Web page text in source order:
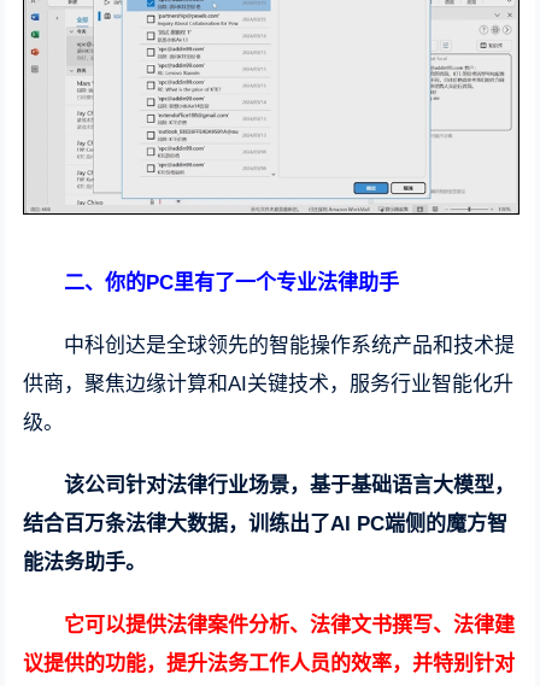
二、你的PC里有了一个专业法律助手
中科创达是全球领先的智能操作系统产品和技术提
供商，聚焦边缘计算和AI关键技术，服务行业智能化升
级。
该公司针对法律行业场景，基于基础语言大模型，
结合百万条法律大数据，训练出了AI PC端侧的魔方智
能法务助手。
它可以提供法律案件分析、法律文书撰写、法律建
议提供的功能，提升法务工作人员的效率，并特别针对